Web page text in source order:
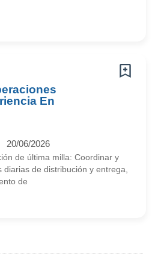
En
20/06/2026
de última milla: Coordinar y
de distribución y entrega,
de